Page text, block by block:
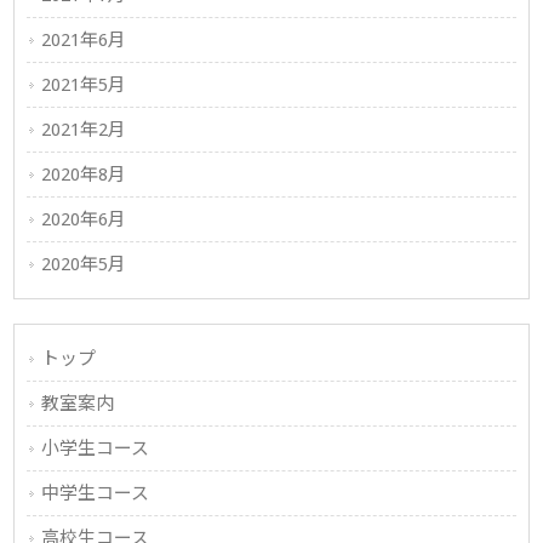
2021年6月
2021年5月
2021年2月
2020年8月
2020年6月
2020年5月
トップ
教室案内
小学生コース
中学生コース
高校生コース